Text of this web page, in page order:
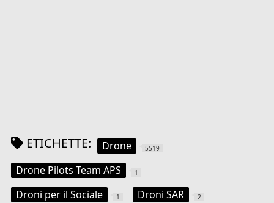
ETICHETTE: Drone 5519
Drone Pilots Team APS 1
Droni per il Sociale 1 Droni SAR 2